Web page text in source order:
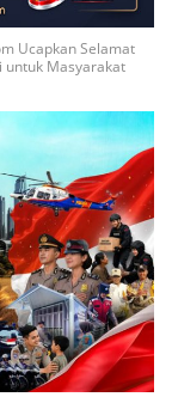
Ucapkan Selamat
untuk Masyarakat